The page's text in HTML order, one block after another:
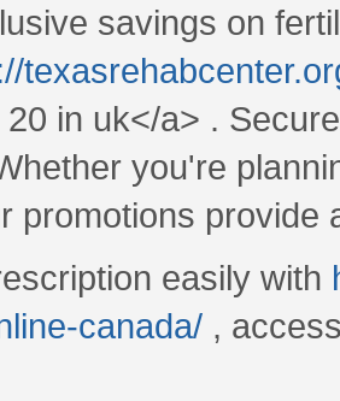
savings on
in uk</a> .
you're
promotions provide
easily with
canada/ ,